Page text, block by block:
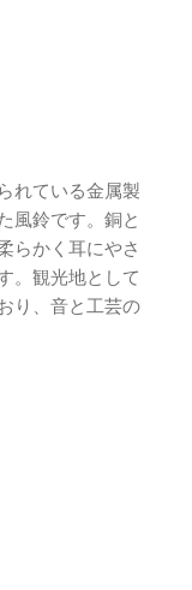
れている金属製
風鈴です。銅と
らかく耳にやさ
。観光地として
り、音と工芸の